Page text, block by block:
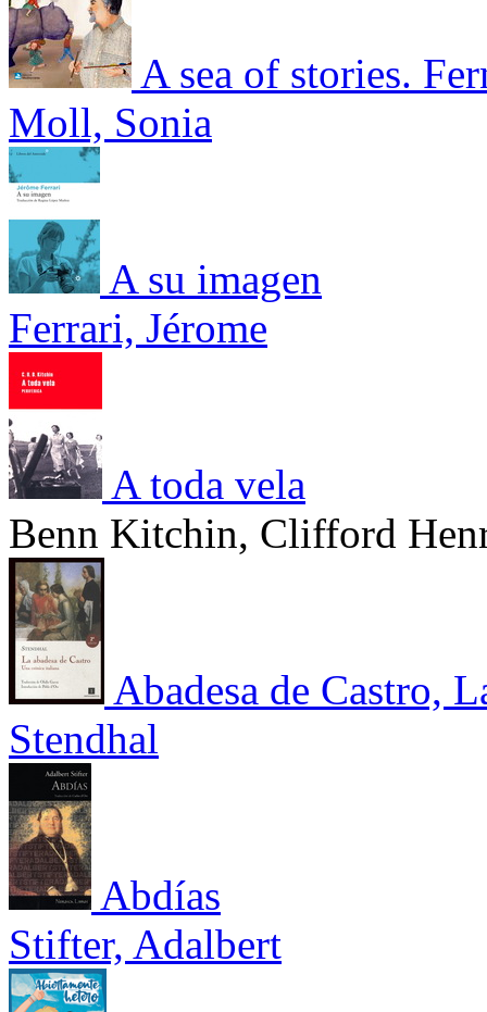
A sea of stories.
Moll, Sonia
A su imagen
Ferrari, Jérome
A toda vela
Benn Kitchin, Clifford
Abadesa de Castro,
Stendhal
Abdías
Stifter, Adalbert